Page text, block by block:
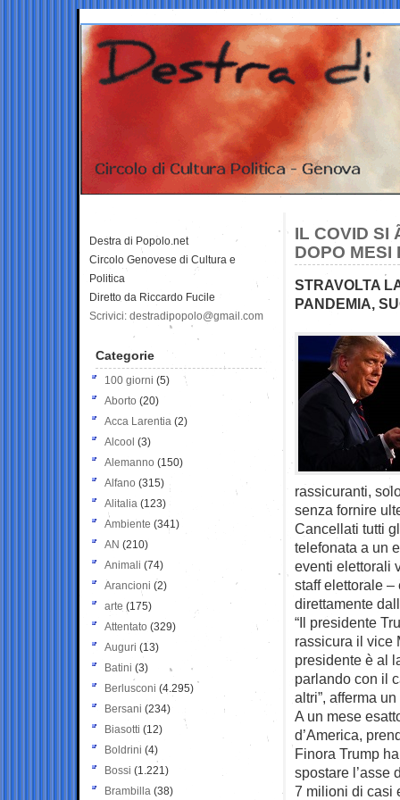
IL COVID SI
DOPO MESI
STRAVOLTA
PANDEMIA,
rassicuranti,
senza fornire
Cancellati tutti
telefonata a un
eventi elettorali
staff elettorale
direttamente
“Il presidente
rassicura il vice
presidente è al
parlando con il
altri”, afferma
A un mese
d’America,
Finora Trump
spostare
7 milioni di casi
Destra di Popolo.net
Circolo Genovese di Cultura e
Politica
Diretto da Riccardo Fucile
Scrivici: destradipopolo@gmail.com
Categorie
100 giorni (5)
Aborto (20)
Acca Larentia (2)
Alcool (3)
Alemanno (150)
Alfano (315)
Alitalia (123)
Ambiente (341)
AN (210)
Animali (74)
Arancioni (2)
arte (175)
Attentato (329)
Auguri (13)
Batini (3)
Berlusconi (4.295)
Bersani (234)
Biasotti (12)
Boldrini (4)
Bossi (1.221)
Brambilla (38)